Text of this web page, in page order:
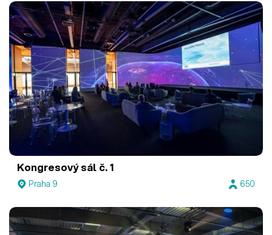
Kongresový sál č. 1
Praha 9 650